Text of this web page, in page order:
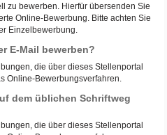
zu bewerben. Hierfür übersenden Sie
Online-Bewerbung. Bitte achten Sie
Einzelbewerbung.
E-Mail bewerben?
die über dieses Stellenportal
Online-Bewerbungsverfahren.
dem üblichen Schriftweg
die über dieses Stellenportal